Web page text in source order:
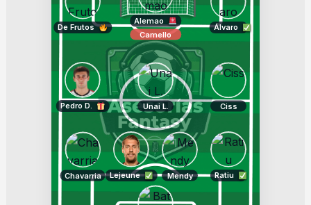
Chavarria Lejeune Mendy Ratiu
Pedro D. Unai L. Ciss
De Frutos
Alemao
Camello
Álvaro